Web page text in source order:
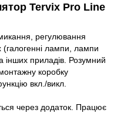
Tervix Pro Line
регулювання
(галогенні лампи, лампи
інших приладів. Розумний
коробку
вкл./викл.
через додаток. Працює